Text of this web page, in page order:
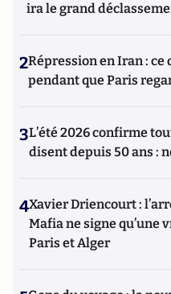
ira le grand
2Répression en Iran :
pendant que Paris
3L’été 2026 confirme
disent depuis 50 ans :
4Xavier Driencourt :
Mafia ne signe qu’une
Paris et Alger